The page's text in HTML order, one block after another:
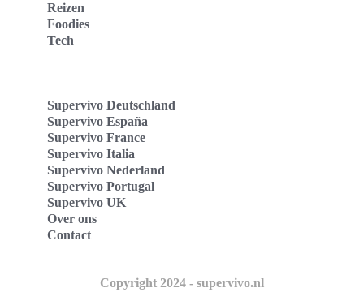
Reizen
Foodies
Tech
Supervivo Deutschland
Supervivo España
Supervivo France
Supervivo Italia
Supervivo Nederland
Supervivo Portugal
Supervivo UK
Over ons
Contact
Copyright 2024 - supervivo.nl